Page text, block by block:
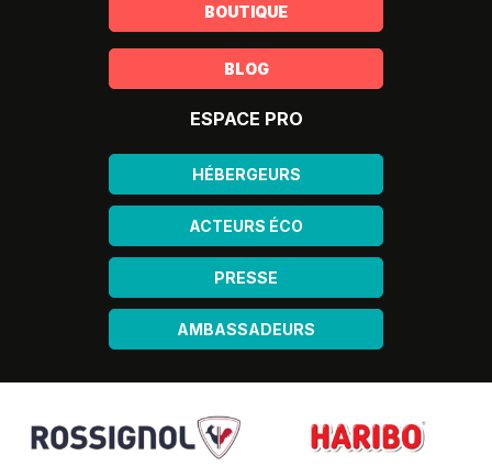
BOUTIQUE
BLOG
ESPACE PRO
HÉBERGEURS
ACTEURS ÉCO
PRESSE
AMBASSADEURS